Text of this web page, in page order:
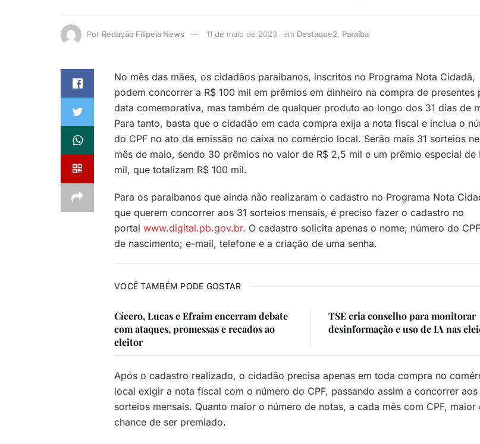
Por Redação Filipeia News 11 de maio de 2023 em Destaque2, Paraíba
No mês das mães, os cidadãos paraibanos, inscritos no Programa Nota Cidadã,
podem concorrer a R$ 100 mil em prêmios em dinheiro na compra de presentes
data comemorativa, mas também de qualquer produto ao longo dos 31 dias de
Para tanto, basta que o cidadão em cada compra exija a nota fiscal e inclua o
do CPF no ato da emissão no caixa no comércio local. Serão mais 31 sorteios
mês de maio, sendo 30 prêmios no valor de R$ 2,5 mil e um prêmio especial de
mil, que totalizam R$ 100 mil.
Para os paraibanos que ainda não realizaram o cadastro no Programa Nota
que querem concorrer aos 31 sorteios mensais, é preciso fazer o cadastro no
portal www.digital.pb.gov.br. O cadastro solicita apenas o nome; número do
de nascimento; e-mail, telefone e a criação de uma senha.
VOCÊ TAMBÉM PODE GOSTAR
Cícero, Lucas e Efraim encerram debate
com ataques, promessas e recados ao
eleitor
TSE cria conselho para monitorar
desinformação e uso de IA nas
Após o cadastro realizado, o cidadão precisa apenas em toda compra no
local exigir a nota fiscal com o número do CPF, passando assim a concorrer aos
sorteios mensais. Quanto maior o número de notas, a cada mês com CPF, maior
chance de ser premiado.